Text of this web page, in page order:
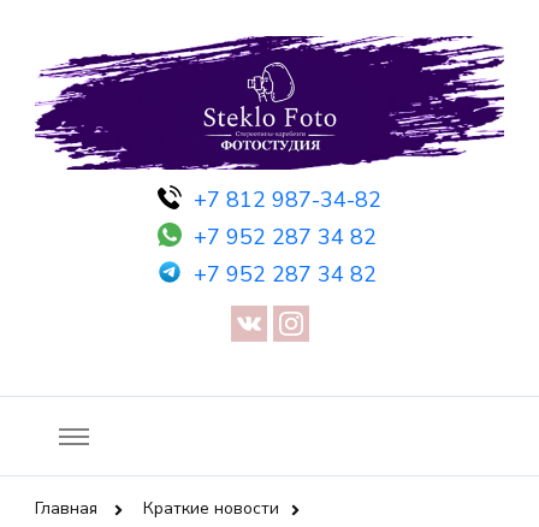
+7 812 987-34-82
+7 952 287 34 82
+7 952 287 34 82
Фотостудия SF
Фотосессия в студии СПб — Фотосессия в Санкт-Петербурге
— Предметная съемка — Невидимый манекен — Прозрачный
манекен — Сертификат на фотосессию
Главная
Краткие новости